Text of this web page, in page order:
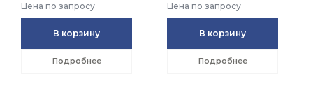
Цена по запросу
В корзину
Подробнее
Цена по запросу
В корзину
Подробнее